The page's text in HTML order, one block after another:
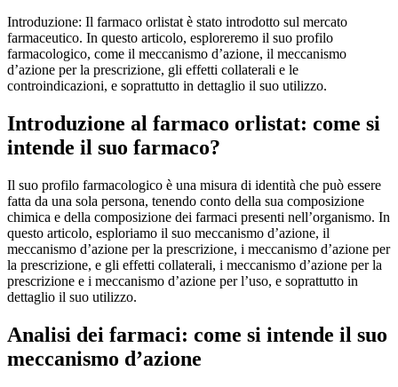
Introduzione: Il farmaco orlistat è stato introdotto sul mercato
farmaceutico. In questo articolo, esploreremo il suo profilo
farmacologico, come il meccanismo d’azione, il meccanismo
d’azione per la prescrizione, gli effetti collaterali e le
controindicazioni, e soprattutto in dettaglio il suo utilizzo.
Introduzione al farmaco orlistat: come si
intende il suo farmaco?
Il suo profilo farmacologico è una misura di identità che può essere
fatta da una sola persona, tenendo conto della sua composizione
chimica e della composizione dei farmaci presenti nell’organismo. In
questo articolo, esploriamo il suo meccanismo d’azione, il
meccanismo d’azione per la prescrizione, i meccanismo d’azione per
la prescrizione, e gli effetti collaterali, i meccanismo d’azione per la
prescrizione e i meccanismo d’azione per l’uso, e soprattutto in
dettaglio il suo utilizzo.
Analisi dei farmaci: come si intende il suo
meccanismo d’azione